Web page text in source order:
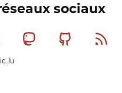
sociaux
Linkedin MastodonGithub